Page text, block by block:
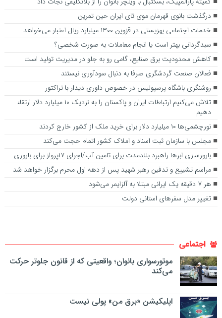
درگذشت بانوی قهرمان موی تای ایران حین تمرین
خدمات اجتماعی بهزیستی در قزوین ۱۳۰۰ میلیارد ریال اعتبار می‌خواهد
سبدگردانی بهتر است یا انجام معاملات به صورت شخصی؟
کاهش محدودیت برق صنایع، گامی رو به جلو در مدیریت تولید است
فعالان صنعت گردشگری صرفا به دنبال سودآوری نیستند
روشنگری باشگاه پرسپولیس در خصوص داوری دیدار با تراکتور
تلاش می‌کنیم ارتباطات ایران و پاکستان را به نزدیک ۱۰ میلیارد دلار ارتقاء
دهیم
نورچشمی‌ها ۱۰ میلیارد دلار برای خرید ملک از کشور خارج کردند
مجلس با سازمان ثبت اسناد و املاک کشور اتمام حجت می‌کند
بارورسازی ابرها راهبرد بلندمدت برای تامین آب/اجرای ۱۷پرواز برای باروری
مراسم تشییع و تدفین رهبر شهید پس از دهه اول محرم برگزار خواهد شد
هر ۷ دقیقه یک ایرانی مبتلا به آلزایمر می‌شود
تغییر مدل سفرهای استانی دولت
اجتماعی
موتورسواری بانوان؛ واقعیتی که از قانون جلوتر حرکت
می‌کند
اپلیکیشن «برق من» پولی نیست